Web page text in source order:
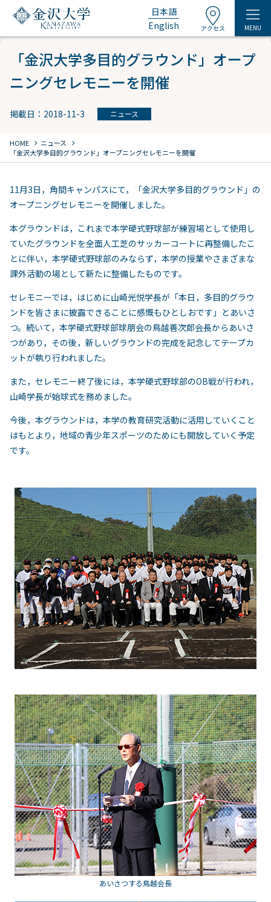
日本語
English
アクセス MENU
「金沢大学多目的グラウンド」オープ
ニングセレモニーを開催
掲載日：2018-11-3 ニュース
HOME chevron_right ニュース chevron_right
「金沢大学多目的グラウンド」オープニングセレモニーを開催
11月3日，角間キャンパスにて，「金沢大学多目的グラウンド」の
オープニングセレモニーを開催しました。
本グラウンドは，これまで本学硬式野球部が練習場として使用し
ていたグラウンドを全面人工芝のサッカーコートに再整備したこ
とに伴い，本学硬式野球部のみならず，本学の授業やさまざまな
課外活動の場として新たに整備したものです。
セレモニーでは，はじめに山崎光悦学長が「本日，多目的グラウ
ンドを皆さまに披露できることに感慨もひとしおです」とあいさ
つ。続いて，本学硬式野球部球朋会の鳥越善次郎会長からあいさ
つがあり，その後，新しいグラウンドの完成を記念してテープカ
ットが執り行われました。
また，セレモニー終了後には，本学硬式野球部のOB戦が行われ，
山崎学長が始球式を務めました。
今後，本グラウンドは，本学の教育研究活動に活用していくこと
はもとより，地域の青少年スポーツのためにも開放していく予定
です。
あいさつする鳥越会長